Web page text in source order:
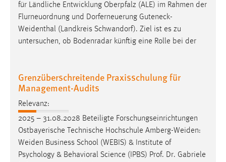
für Ländliche Entwicklung Oberpfalz (ALE) im Rahmen der
Flurneuordnung und Dorferneuerung Guteneck-
Weidenthal (Landkreis Schwandorf). Ziel ist es zu
untersuchen, ob Bodenradar künftig eine Rolle bei der
Grenzüberschreitende Praxisschulung für
Management-Audits
Relevanz:
2025 – 31.08.2028 Beteiligte Forschungseinrichtungen
Ostbayerische Technische Hochschule Amberg-Weiden:
Weiden Business School (WEBIS) & Institute of
Psychology & Behavioral Science (IPBS) Prof. Dr. Gabriele